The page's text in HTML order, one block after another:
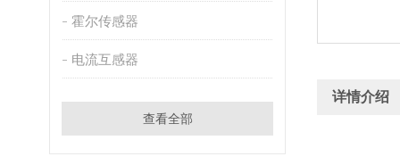
霍尔传感器
电流互感器
查看全部
详情介绍